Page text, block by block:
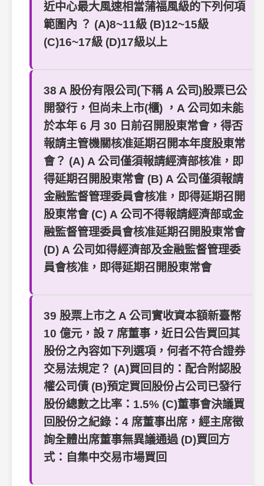
近中心最大風速相當蒲福風級的下列何項
範圍內 ？ (A)8~11級 (B)12~15級
(C)16~17級 (D)17級以上
38 A 股份有限公司(下稱 A 公司)股票已公
開發行，但尚未上市(櫃) ，A 公司如未能
於本年 6 月 30 日前召開股東常會，得否
報請主管機關核准延期召開本年度股東常
會？ (A) A 公司僅須報請經濟部核准，即
得延期召開股東常會 (B) A 公司僅須報請
金融監督管理委員會核准，即得延期召開
股東常會 (C) A 公司不得報請經濟部或金
融監督管理委員會核准延期召開股東常會
(D) A 公司如得經濟部及金融監督管理委
員會核准，即得延期召開股東常會
39 股票上市之 A 公司實收資本額新臺幣
10 億元，設 7 席董事，近日公告買回其
股份之內容如下列選項，何者不符合證券
交易法規定？ (A)買回目的：配合附認股
權公司債 (B)預定買回股份占公司已發行
股份總數之比率：1.5% (C)董事會決議買
回股份之紀錄：4 席董事出席，經主席徵
詢全體出席董事無異議通過 (D)買回方
式：自集中交易市場買回